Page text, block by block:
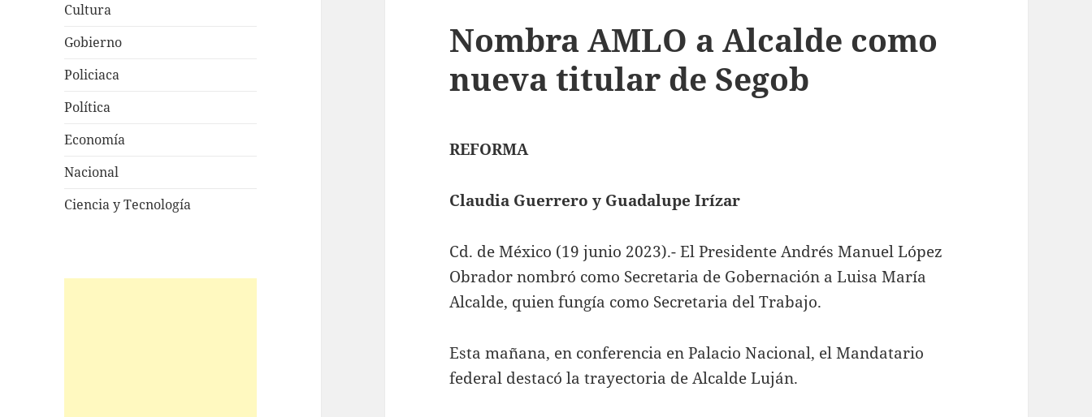
Cultura
Gobierno
Policiaca
Política
Economía
Nacional
Ciencia y Tecnología
Nombra AMLO a Alcalde como
nueva titular de Segob
REFORMA
Claudia Guerrero y Guadalupe Irízar
Cd. de México (19 junio 2023).- El Presidente Andrés Manuel López
Obrador nombró como Secretaria de Gobernación a Luisa María
Alcalde, quien fungía como Secretaria del Trabajo.
Esta mañana, en conferencia en Palacio Nacional, el Mandatario
federal destacó la trayectoria de Alcalde Luján.